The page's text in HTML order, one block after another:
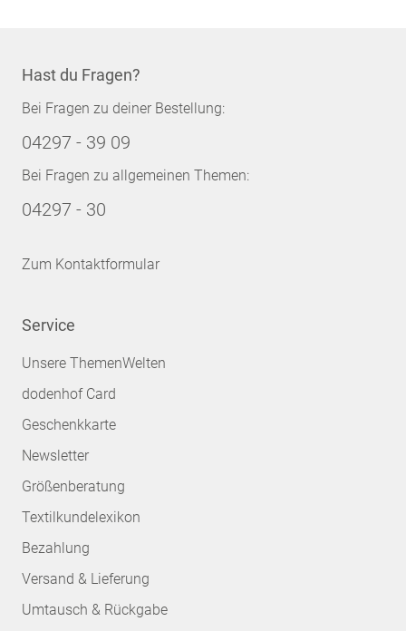
Hast du Fragen?
Bei Fragen zu deiner Bestellung:
04297 - 39 09
Bei Fragen zu allgemeinen Themen:
04297 - 30
Zum Kontaktformular
Service
Unsere ThemenWelten
dodenhof Card
Geschenkkarte
Newsletter
Größenberatung
Textilkundelexikon
Bezahlung
Versand & Lieferung
Umtausch & Rückgabe